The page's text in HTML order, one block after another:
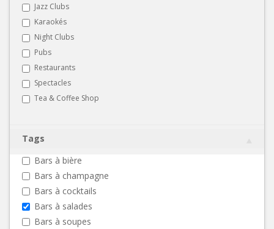
Jazz Clubs
Karaokés
Night Clubs
Pubs
Restaurants
Spectacles
Tea & Coffee Shop
Tags
Bars à bière
Bars à champagne
Bars à cocktails
Bars à salades
Bars à soupes